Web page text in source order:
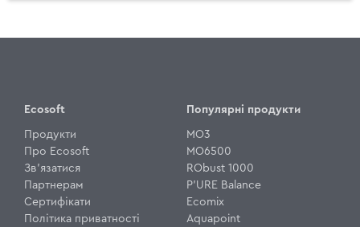
Ecosoft
Продукти
Про Ecosoft
Зв'язатися
Партнерам
Сертифікати
Політика приватності
Популярні продукти
MO3
MO6500
RObust 1000
P'URE Balance
Ecomix
Aquapoint